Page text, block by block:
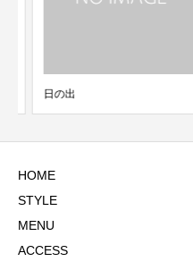
日の出
HOME
STYLE
MENU
ACCESS